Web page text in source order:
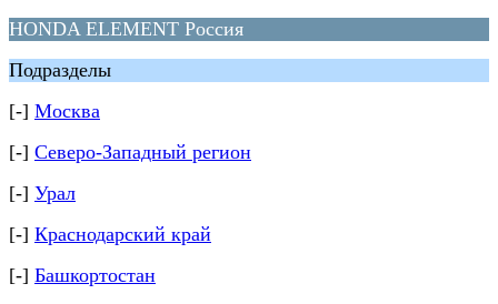
HONDA ELEMENT Россия
Подразделы
[-] Москва
[-] Северо-Западный регион
[-] Урал
[-] Краснодарский край
[-] Башкортостан